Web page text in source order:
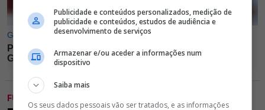
FUTEBOL
Publicidade e conteúdos personalizados, medição de
publicidade e conteúdos, estudos de audiência e
desenvolvimento de serviços
Armazenar e/ou aceder a informações num
dispositivo
Saiba mais
Os seus dados pessoais vão ser tratados, e as informações